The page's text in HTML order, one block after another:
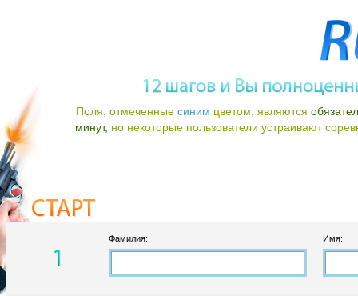
Поля, отмеченные синим цветом, являются
минут, но некоторые пользователи устраивают
Фамилия: Имя: